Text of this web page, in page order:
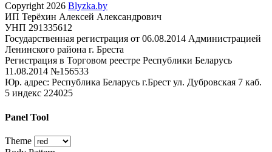
Copyright 2026 Blyzka.by
ИП Терёхин Алексей Александрович
УНП 291335612
Государственная регистрация от 06.08.2014 Администрацией
Ленинского района г. Бреста
Регистрация в Торговом реестре Республики Беларусь
11.08.2014 №156533
Юр. адрес: Республика Беларусь г.Брест ул. Дубровская 7 каб.
5 индекс 224025
Panel Tool
Theme